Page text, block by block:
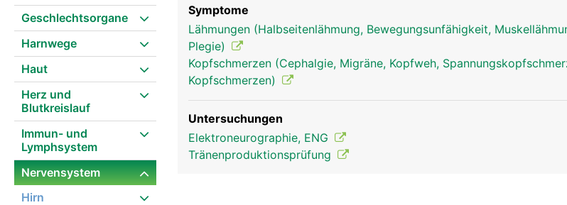
Geschlechtsorgane
Harnwege
Haut
Herz und
Blutkreislauf
Immun- und
Lymphsystem
Nervensystem
Hirn
Symptome
Lähmungen (Halbseitenlähmung, Bewegungsunfähigkeit,
Plegie)
Kopfschmerzen (Cephalgie, Migräne, Kopfweh,
Kopfschmerzen)
Untersuchungen
Elektroneurographie, ENG
Tränenproduktionsprüfung